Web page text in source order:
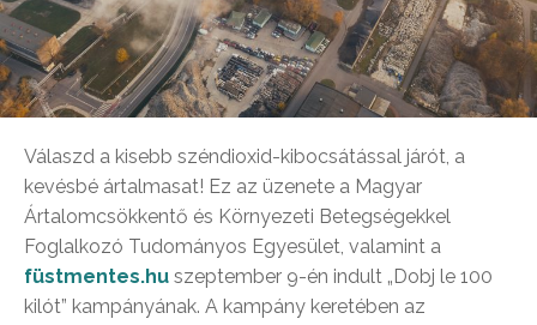
Válaszd a kisebb széndioxid-kibocsátással járót, a
kevésbé ártalmasat! Ez az üzenete a Magyar
Ártalomcsökkentő és Környezeti Betegségekkel
Foglalkozó Tudományos Egyesület, valamint a
füstmentes.hu szeptember 9-én indult „Dobj le 100
kilót” kampányának. A kampány keretében az